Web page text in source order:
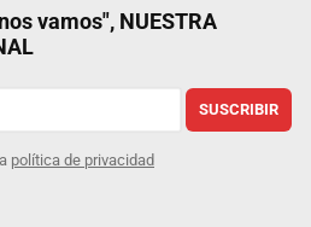
vamos", NUESTRA
SUSCRIBIR
política de privacidad